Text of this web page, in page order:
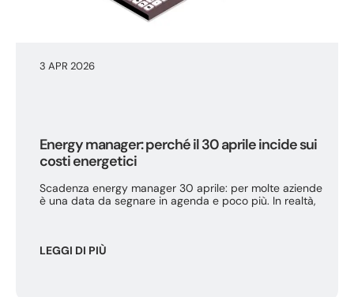
3 APR 2026
Energy manager: perché il 30 aprile incide sui
costi energetici
Scadenza energy manager 30 aprile: per molte aziende
è una data da segnare in agenda e poco più. In realtà,
LEGGI DI PIÙ